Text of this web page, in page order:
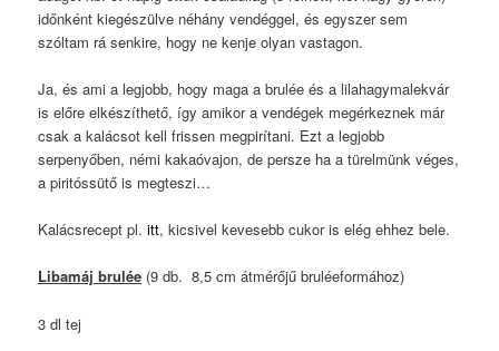
időnként kiegészülve néhány vendéggel, és egyszer sem
szóltam rá senkire, hogy ne kenje olyan vastagon.
Ja, és ami a legjobb, hogy maga a brulée és a lilahagymalekvár
is előre elkészíthető, így amikor a vendégek megérkeznek már
csak a kalácsot kell frissen megpirítani. Ezt a legjobb
serpenyőben, némi kakaóvajon, de persze ha a türelmünk véges,
a piritóssütő is megteszi…
Kalácsrecept pl.itt, kicsivel kevesebb cukor is elég ehhez bele.
Libamáj brulée (9 db. 8,5 cm átmérőjű bruléeformához)
3 dl tej